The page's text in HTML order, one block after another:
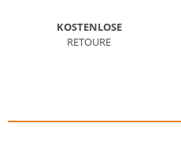
KOSTENLOSE
RETOURE